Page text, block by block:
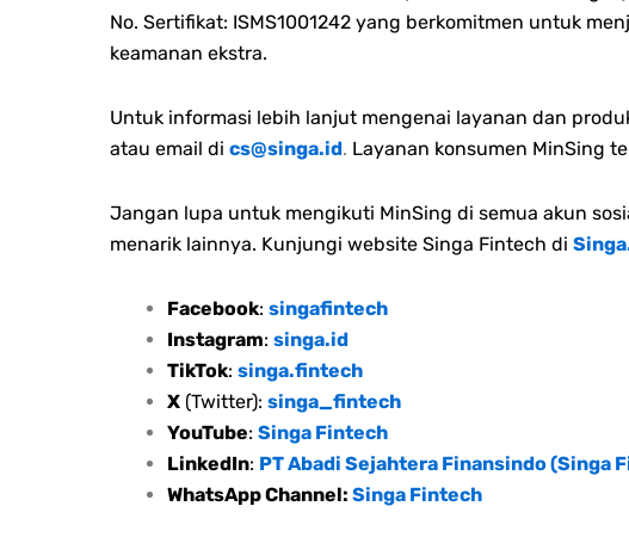
No. Sertifikat: ISMS1001242 yang berkomitmen untuk
keamanan ekstra.
Untuk informasi lebih lanjut mengenai layanan dan
atau email di cs@singa.id. Layanan konsumen MinSing
Jangan lupa untuk mengikuti MinSing di semua akun
menarik lainnya. Kunjungi website Singa Fintech di
Facebook: singafintech
Instagram: singa.id
TikTok: singa.fintech
X (Twitter): singa_fintech
YouTube: Singa Fintech
LinkedIn: PT Abadi Sejahtera Finansindo (Singa
WhatsApp Channel: Singa Fintech